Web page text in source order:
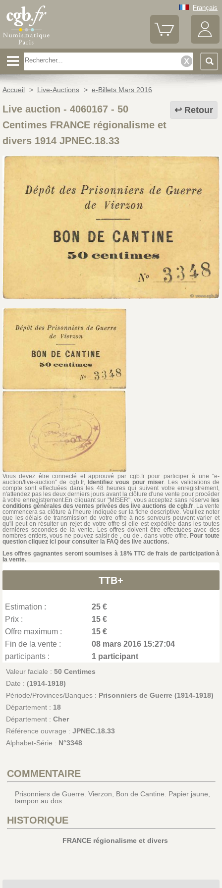
Français
Accueil > Live-Auctions > e-Billets Mars 2016
Retour
Live auction - 4060167- 50
Centimes FRANCE régionalisme et
divers 1914 JPNEC.18.33
Vous devez être connecté et approuvé par cgb.fr pour participer à une "e-
auction/live-auction" de cgb.fr, Identifiez vous pour miser . Les validations de
compte sont effectuées dans les 48 heures qui suivent votre enregistrement,
n'attendez pas les deux derniers jours avant la clôture d'une vente pour procéder
à votre enregistrement.En cliquant sur "MISER", vous acceptez sans réserve les
conditions générales des ventes privées des live auctions de cgb.fr. La vente
commencera sa clôture à l'heure indiquée sur la fiche descriptive. Veuillez noter
que les délais de transmission de votre offre à nos serveurs peuvent varier et
qu'il peut en résulter un rejet de votre offre si elle est expédiée dans les toutes
dernières secondes de la vente. Les offres doivent être effectuées avec des
nombres entiers, vous ne pouvez saisir de , ou de . dans votre offre.Pour toute
question cliquez ici pour consulter la FAQ des live auctions.
Les offres gagnantes seront soumises à 18% TTC de frais de participation à
la vente.
TTB+
Estimation :
25 €
Prix :
15 €
Offre maximum :
15 €
Fin de la vente :
08 mars 2016 15:27:04
participants :
1 participant
Valeur faciale : 50 Centimes
Date : (1914-1918)
Période/Provinces/Banques : Prisonniers de Guerre (1914-1918)
Département : 18
Département : Cher
Référence ouvrage : JPNEC.18.33
Alphabet-Série : N°3348
COMMENTAIRE
Prisonniers de Guerre. Vierzon, Bon de Cantine. Papier jaune,
tampon au dos..
HISTORIQUE
FRANCE régionalisme et divers